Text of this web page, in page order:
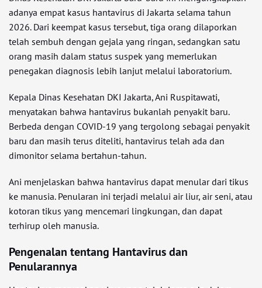
adanya empat kasus hantavirus di Jakarta selama tahun
2026. Dari keempat kasus tersebut, tiga orang dilaporkan
telah sembuh dengan gejala yang ringan, sedangkan satu
orang masih dalam status suspek yang memerlukan
penegakan diagnosis lebih lanjut melalui laboratorium.
Kepala Dinas Kesehatan DKI Jakarta, Ani Ruspitawati,
menyatakan bahwa hantavirus bukanlah penyakit baru.
Berbeda dengan COVID-19 yang tergolong sebagai penyakit
baru dan masih terus diteliti, hantavirus telah ada dan
dimonitor selama bertahun-tahun.
Ani menjelaskan bahwa hantavirus dapat menular dari tikus
ke manusia. Penularan ini terjadi melalui air liur, air seni, atau
kotoran tikus yang mencemari lingkungan, dan dapat
terhirup oleh manusia.
Pengenalan tentang Hantavirus dan
Penularannya